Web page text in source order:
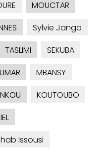
MOUCTAR
Sylvie Jango
TASLIMI
SEKUBA
MBANSY
KOUTOUBO
Issousi